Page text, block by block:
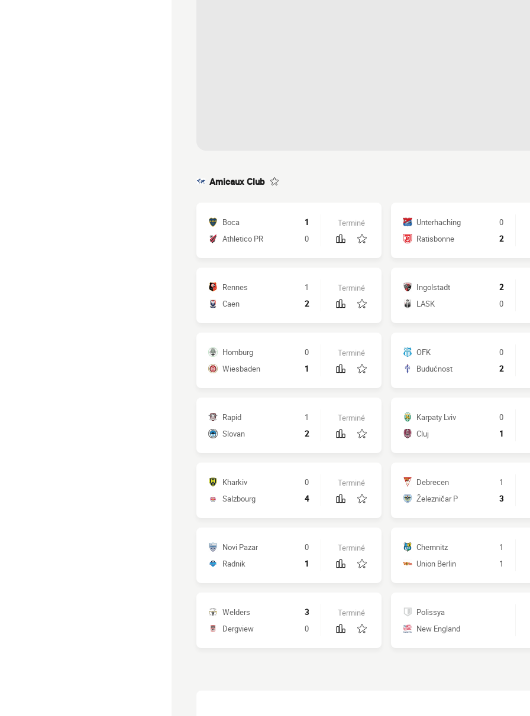
Amicaux Club
Boca
1
Athletico PR
0
Terminé Unterhaching
0
Ratisbonne
2
Rennes
1
Caen
2
Terminé Ingolstadt
2
LASK
0
Homburg
0
Wiesbaden
1
Terminé OFK
0
Budućnost
2
Rapid
1
Slovan
2
Terminé Karpaty Lviv
0
Cluj
1
Kharkiv
0
Salzbourg
4
Terminé Debrecen
1
Železničar P
3
Novi Pazar
0
Radnik
1
Terminé Chemnitz
1
Union Berlin
1
Welders
3
Dergview
0
Terminé
Polissya
New England